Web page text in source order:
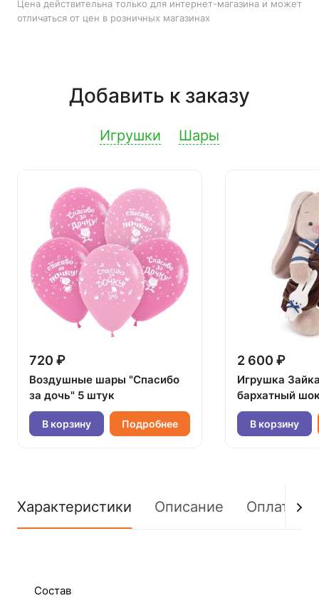
Цена действительна только для интернет-магазина и может
отличаться от цен в розничных магазинах
Добавить к заказу
Игрушки Шары
720 ₽
Воздушные шары "Спасибо
за дочь" 5 штук
В корзину Подробнее
2 600 ₽
Игрушка
бархатный
В корзину
Характеристики Описание Оплата
Состав